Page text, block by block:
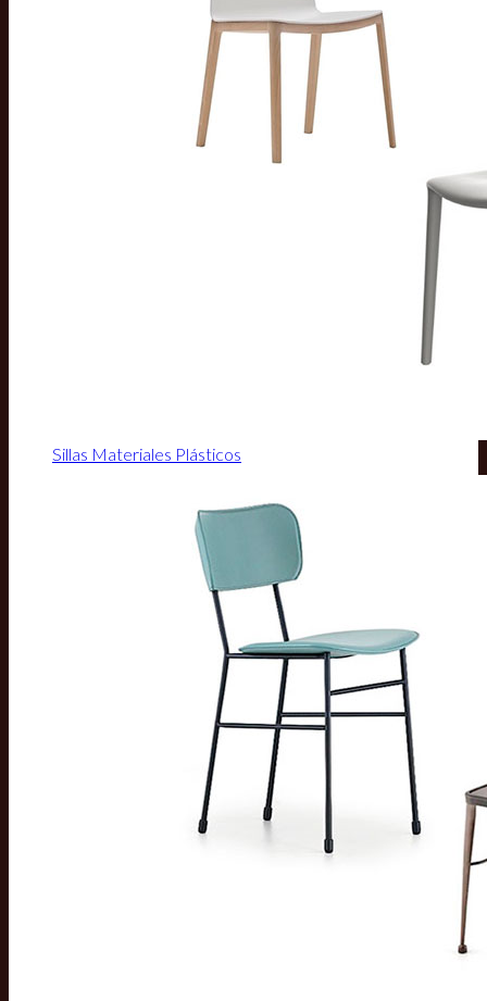
Sillas Materiales Plásticos